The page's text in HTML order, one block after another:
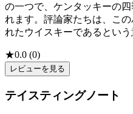
の一つで、ケンタッキーの
れます。評論家たちは、こ
れたウイスキーであるという
★0.0 (0)
レビューを見る
テイスティングノート